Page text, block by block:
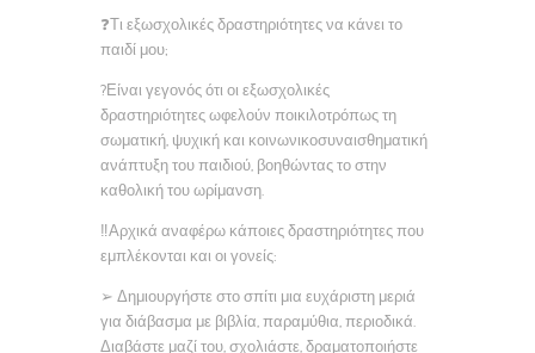
❓Τι εξωσχολικές δραστηριότητες να κάνει το
παιδί μου;
?Είναι γεγονός ότι οι εξωσχολικές
δραστηριότητες ωφελούν ποικιλοτρόπως τη
σωματική, ψυχική και κοινωνικοσυναισθηματική
ανάπτυξη του παιδιού, βοηθώντας το στην
καθολική του ωρίμανση.
‼️Αρχικά αναφέρω κάποιες δραστηριότητες που
εμπλέκονται και οι γονείς:
➢ Δημιουργήστε στο σπίτι μια ευχάριστη μεριά
για διάβασμα με βιβλία, παραμύθια, περιοδικά.
Διαβάστε μαζί του, σχολιάστε, δραματοποιήστε